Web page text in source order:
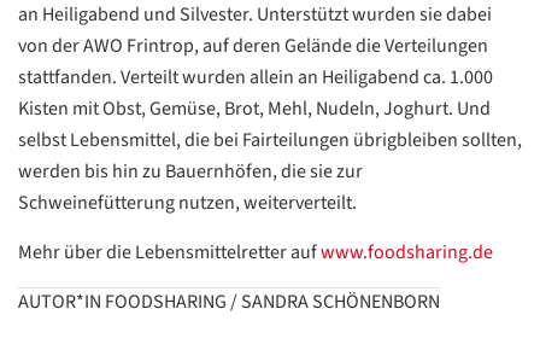
an Heiligabend und Silvester. Unterstützt wurden sie dabei
von der AWO Frintrop, auf deren Gelände die Verteilungen
stattfanden. Verteilt wurden allein an Heiligabend ca. 1.000
Kisten mit Obst, Gemüse, Brot, Mehl, Nudeln, Joghurt. Und
selbst Lebensmittel, die bei Fairteilungen übrigbleiben sollten,
werden bis hin zu Bauernhöfen, die sie zur
Schweinefütterung nutzen, weiterverteilt.
Mehr über die Lebensmittelretter aufwww.foodsharing.de
AUTOR*IN FOODSHARING / SANDRA SCHÖNENBORN
Datenschutzerklärung
Datenschutzerklärung